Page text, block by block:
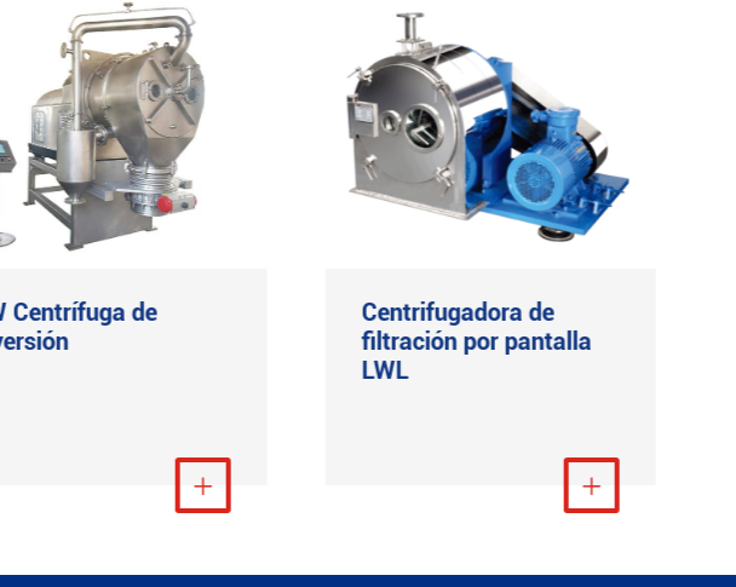
Centrífuga de
Ver más

Centrifugadora de
filtración por pantalla
LWL
Ver más
